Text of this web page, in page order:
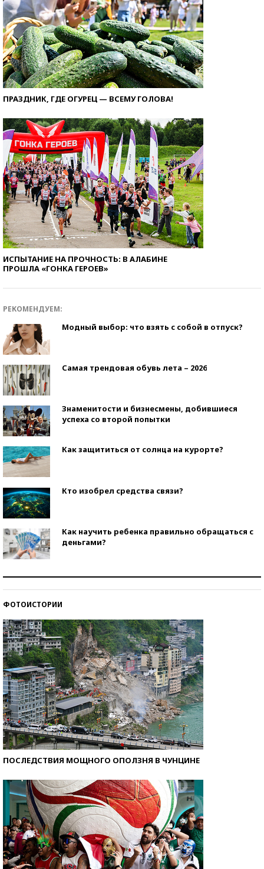
ПРАЗДНИК, ГДЕ ОГУРЕЦ — ВСЕМУ ГОЛОВА!
ИСПЫТАНИЕ НА ПРОЧНОСТЬ: В АЛАБИНЕ
ПРОШЛА «ГОНКА ГЕРОЕВ»
РЕКОМЕНДУЕМ:
Модный выбор: что взять с собой в отпуск?
Самая трендовая обувь лета – 2026
Знаменитости и бизнесмены, добившиеся
успеха со второй попытки
Как защититься от солнца на курорте?
Кто изобрел средства связи?
Как научить ребенка правильно обращаться с
деньгами?
ФОТОИСТОРИИ
ПОСЛЕДСТВИЯ МОЩНОГО ОПОЛЗНЯ В ЧУНЦИНЕ